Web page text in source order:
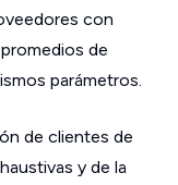
con
de
parámetros.
de clientes de
y de la